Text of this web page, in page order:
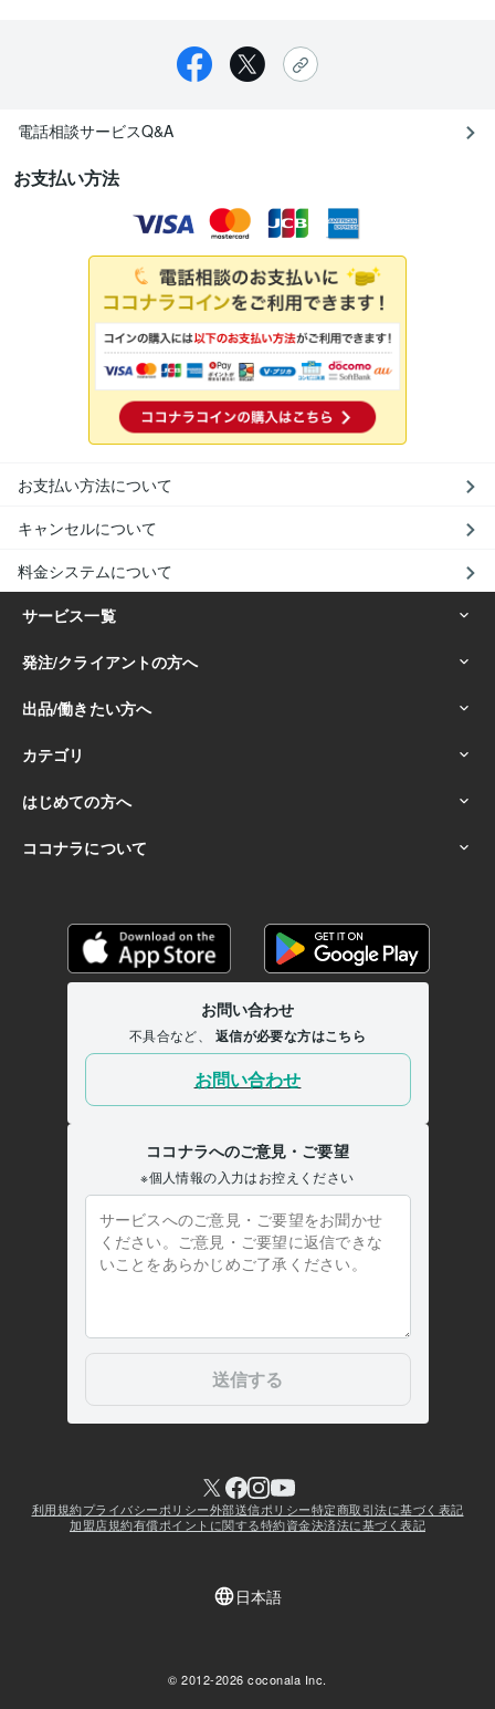
電話相談サービスQ&A
お支払い方法
お支払い方法について
キャンセルについて
料金システムについて